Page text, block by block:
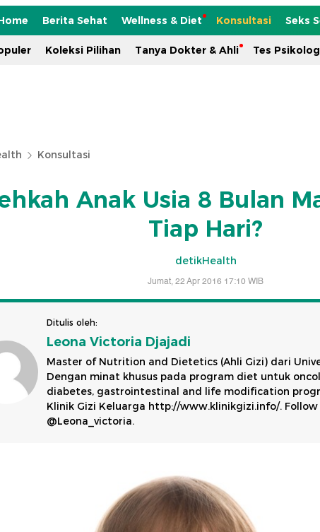
Berita Sehat Wellness & Diet Konsultasi Seks
Koleksi Pilihan Tanya Dokter & Ahli Tes
Konsultasi
Anak Usia 8 Bulan
Tiap Hari?
detikHealth
Jumat, 22 Apr 2016 17:10 WIB
Ditulis oleh:
Leona Victoria Djajadi
Master of Nutrition and Dietetics (Ahli Gizi) dari
Dengan minat khusus pada program diet untuk
diabetes, gastrointestinal and life modification
Klinik Gizi Keluarga http://www.klinikgizi.info/.
@Leona_victoria.